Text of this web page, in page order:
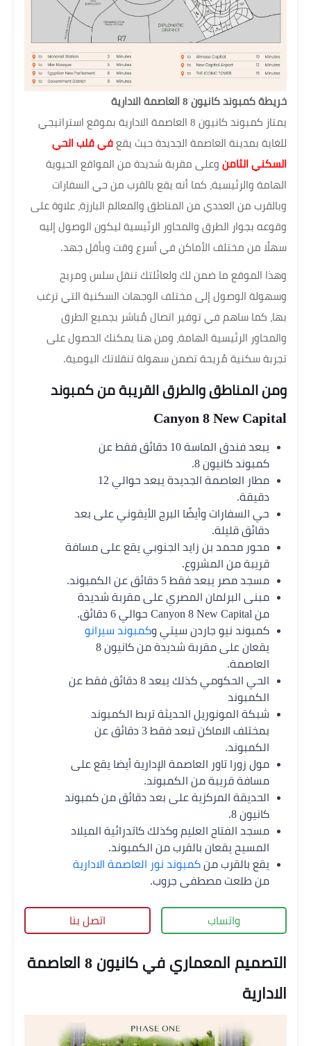
خريطة كمبوند كانيون 8 العاصمة الادارية
يمتاز كمبوند كانيون 8 العاصمة الادارية بموقع استراتيجي
للغاية بمدينة العاصمة الجديدة حيث يقع في قلب الحي
السكني الثامن وعلى مقربة شديدة من المواقع الحيوية
الهامة والرئيسية، كما أنه يقع بالقرب من حي السفارات
وبالقرب من العددي من المناطق والمعالم البارزة، علاوة على
وقوعه بجوار الطرق والمحاور الرئيسية ليكون الوصول إليه
سهلًا من مختلف الأماكن في أسرع وقت وبأقل جهد.
وهذا الموقع ما ضمن لك ولعائلتك تنقل سلس ومريح
وسهولة الوصول إلى مختلف الوجهات السكنية التي ترغب
بها، كما ساهم في توفير اتصال مُباشر بجميع الطرق
والمحاور الرئيسية الهامة، ومن هنا يمكنك الحصول على
تجربة سكنية مُريحة تضمن سهولة تنقلاتك اليومية.
ومن المناطق والطرق القريبة من كمبوند
Canyon 8 New Capital
يبعد فندق الماسة 10 دقائق فقط عن
كمبوند كانيون 8.
مطار العاصمة الجديدة يبعد حوالي 12
دقيقة.
حي السفارات وأيضًا البرج الأيقوني على بعد
دقائق قليلة.
محور محمد بن زايد الجنوبي يقع على مسافة
قريبة من المشروع.
مسجد مصر يبعد فقط 5 دقائق عن الكمبوند.
مبنى البرلمان المصري على مقربة شديدة
من Canyon 8 New Capital حوالي 6 دقائق.
كمبوند نيو جاردن سيتي وكمبوند سيرانو
يقعان على مقربة شديدة من كانيون 8
العاصمة.
الحي الحكومي كذلك يبعد 8 دقائق فقط عن
الكمبوند
شبكة المونوريل الحديثة تربط الكمبوند
بمختلف الاماكن تبعد فقط 3 دقائق عن
الكمبوند.
مول زورا تاور العاصمة الإدارية أيضا يقع على
مسافة قريبة من الكمبوند.
الحديقة المركزية على بعد دقائق من كمبوند
كانيون 8.
مسجد الفتاح العليم وكذلك كاتدرائية الميلاد
المسيح يقعان بالقرب من الكمبوند.
يقع بالقرب من كمبوند نور العاصمة الادارية
من طلعت مصطفى جروب.
واتساب اتصل بنا
التصميم المعماري في كانيون 8 العاصمة
الادارية